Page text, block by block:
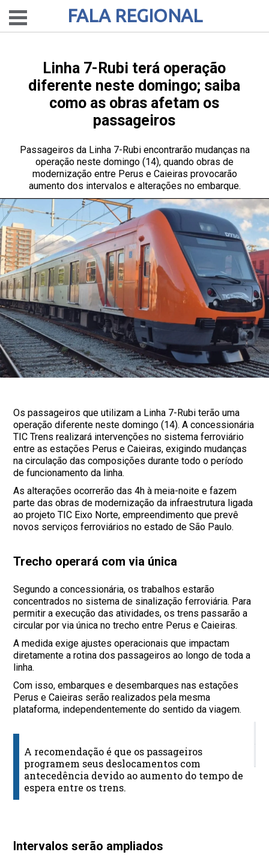
FALA REGIONAL
Linha 7-Rubi terá operação
diferente neste domingo; saiba
como as obras afetam os
passageiros
Passageiros da Linha 7-Rubi encontrarão mudanças na
operação neste domingo (14), quando obras de
modernização entre Perus e Caieiras provocarão
aumento dos intervalos e alterações no embarque.
Os passageiros que utilizam a Linha 7-Rubi terão uma
operação diferente neste domingo (14). A concessionária
TIC Trens realizará intervenções no sistema ferroviário
entre as estações Perus e Caieiras, exigindo mudanças
na circulação das composições durante todo o período
de funcionamento da linha.
As alterações ocorrerão das 4h à meia-noite e fazem
parte das obras de modernização da infraestrutura ligada
ao projeto TIC Eixo Norte, empreendimento que prevê
novos serviços ferroviários no estado de São Paulo.
Trecho operará com via única
Segundo a concessionária, os trabalhos estarão
concentrados no sistema de sinalização ferroviária. Para
permitir a execução das atividades, os trens passarão a
circular por via única no trecho entre Perus e Caieiras.
A medida exige ajustes operacionais que impactam
diretamente a rotina dos passageiros ao longo de toda a
linha.
Com isso, embarques e desembarques nas estações
Perus e Caieiras serão realizados pela mesma
plataforma, independentemente do sentido da viagem.
A recomendação é que os passageiros
programem seus deslocamentos com
antecedência devido ao aumento do tempo de
espera entre os trens.
Intervalos serão ampliados